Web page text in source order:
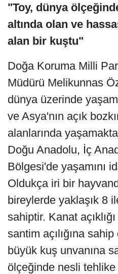
"Toy, dünya
altında olan ve
alan bir kuştu"
Doğa Koruma Milli
Müdürü Melikunnas
dünya üzerinde
ve Asya'nın açık
alanlarında
Doğu Anadolu, İç
Bölgesi'de yaşamını
Oldukça iri bir
bireylerde yaklaşık 8
sahiptir. Kanat
santim açılığına
büyük kuş unvanına
ölçeğinde nesli tehlike